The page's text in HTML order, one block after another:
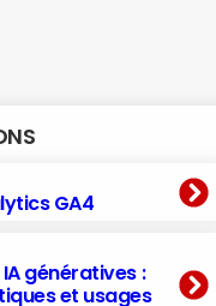
GA4
génératives :
et usages